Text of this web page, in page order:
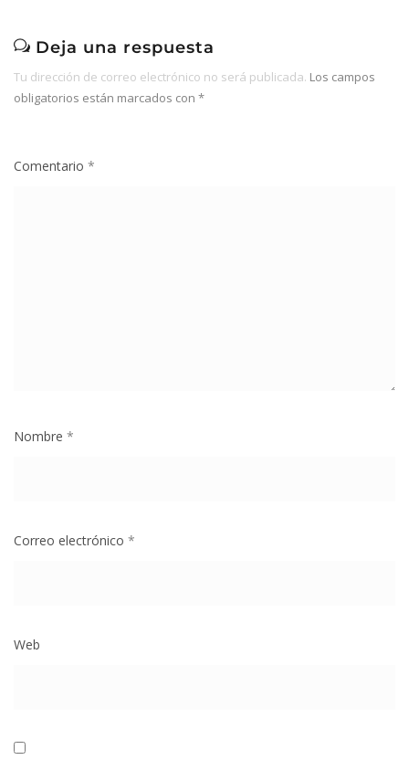
Deja una respuesta
Tu dirección de correo electrónico no será publicada. Los campos
obligatorios están marcados con *
Comentario *
Nombre *
Correo electrónico *
Web